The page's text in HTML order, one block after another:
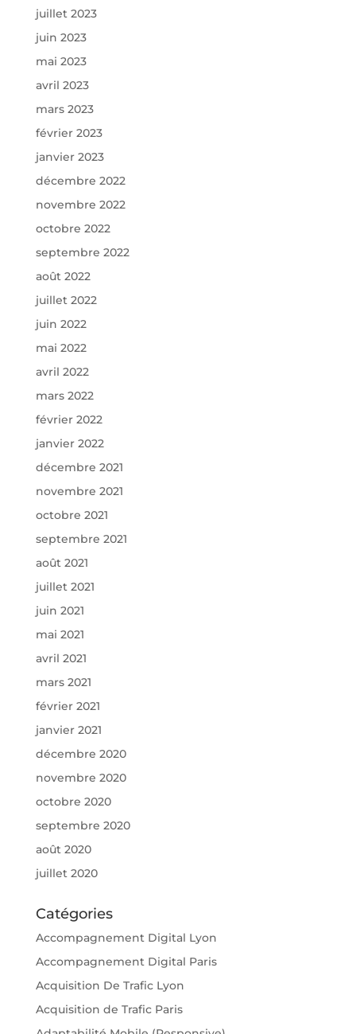
juillet 2023
juin 2023
mai 2023
avril 2023
mars 2023
février 2023
janvier 2023
décembre 2022
novembre 2022
octobre 2022
septembre 2022
août 2022
juillet 2022
juin 2022
mai 2022
avril 2022
mars 2022
février 2022
janvier 2022
décembre 2021
novembre 2021
octobre 2021
septembre 2021
août 2021
juillet 2021
juin 2021
mai 2021
avril 2021
mars 2021
février 2021
janvier 2021
décembre 2020
novembre 2020
octobre 2020
septembre 2020
août 2020
juillet 2020
Catégories
Accompagnement Digital Lyon
Accompagnement Digital Paris
Acquisition De Trafic Lyon
Acquisition de Trafic Paris